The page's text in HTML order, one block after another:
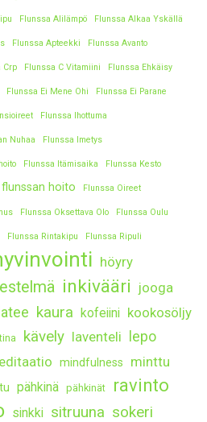
Flunssa Alilämpö Flunssa Alkaa Yskällä
Flunssa Apteekki Flunssa Avanto
Crp Flunssa C Vitamiini Flunssa Ehkäisy
Flunssa Ei Mene Ohi Flunssa Ei Parane
Flunssa Ihottuma
Nuhaa Flunssa Imetys
Flunssa Itämisaika Flunssa Kesto
flunssan hoito Flunssa Oireet
Flunssa Oksettava Olo Flunssa Oulu
Flunssa Rintakipu Flunssa Ripuli
höyry
inkivääri jooga
kaura kofeiini kookosöljy
kävely laventeli lepo
mindfulness minttu
pähkinä pähkinät ravinto
sinkki sitruuna sokeri